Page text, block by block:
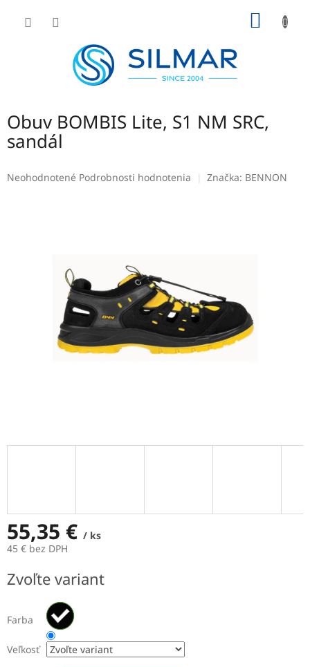
Obuv BOMBIS Lite, S1 NM SRC,
sandál
Priemerné
Neohodnotené Podrobnosti hodnotenia Značka: BENNON
55,35 € / ks
45 € bez DPH
cena:
Zvoľte variant
Farba
Veľkosť